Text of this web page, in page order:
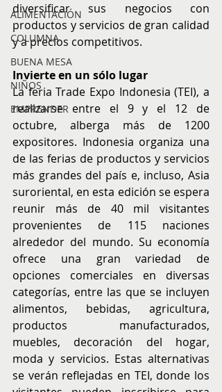
ALIMENTACIÓN
COLUMNA
BUENA MESA
NIÑOS
EMPRENDER
diversificar sus negocios con
productos y servicios de gran calidad
y a precios competitivos.
Invierte en un sólo lugar
La feria Trade Expo Indonesia (TEI), a
realizarse entre el 9 y el 12 de
octubre, alberga más de 1200
expositores. Indonesia organiza una
de las ferias de productos y servicios
más grandes del país e, incluso, Asia
suroriental, en esta edición se espera
reunir más de 40 mil visitantes
provenientes de 115 naciones
alrededor del mundo. Su economía
ofrece una gran variedad de
opciones comerciales en diversas
categorías, entre las que se incluyen
alimentos, bebidas, agricultura,
productos manufacturados,
muebles, decoración del hogar,
moda y servicios. Estas alternativas
se verán reflejadas en TEI, donde los